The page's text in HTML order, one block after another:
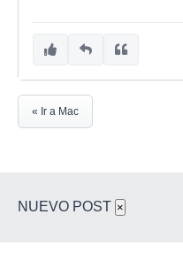
« Ir a Mac
NUEVO POST ×